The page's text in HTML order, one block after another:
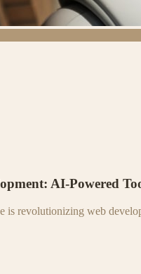
AI-Powered
revolutionizing web